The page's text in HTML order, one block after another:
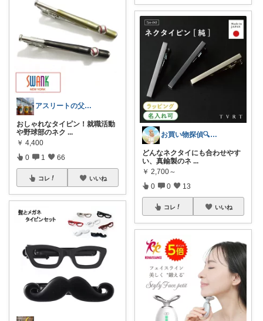
アスリートの父@便利グッズ&オススメ🔥
おしゃれなタイピン！就職活動
や野球部のネク ...
￥ 4,400
0 1 66
コレ いいね
お買い物探偵🔍とんとん
どんなネクタイにも合わせやす
い、真鍮製のネ ...
￥ 2,700～
0 0 13
コレ いいね